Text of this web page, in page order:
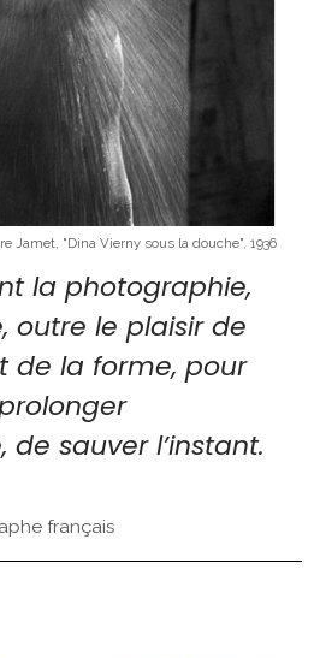
Jamet, "Dina Vierny sous la douche", 1936
la photographie,
outre le plaisir de
de la forme, pour
de sauver l’instant.
français